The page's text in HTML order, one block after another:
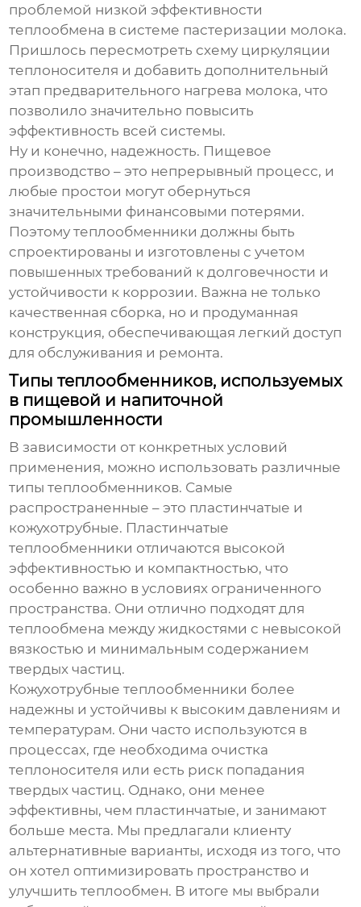
проблемой низкой эффективности
теплообмена в системе пастеризации молока.
Пришлось пересмотреть схему циркуляции
теплоносителя и добавить дополнительный
этап предварительного нагрева молока, что
позволило значительно повысить
эффективность всей системы.
Ну и конечно, надежность. Пищевое
производство – это непрерывный процесс, и
любые простои могут обернуться
значительными финансовыми потерями.
Поэтому теплообменники должны быть
спроектированы и изготовлены с учетом
повышенных требований к долговечности и
устойчивости к коррозии. Важна не только
качественная сборка, но и продуманная
конструкция, обеспечивающая легкий доступ
для обслуживания и ремонта.
Типы теплообменников, используемых
в пищевой и напиточной
промышленности
В зависимости от конкретных условий
применения, можно использовать различные
типы теплообменников. Самые
распространенные – это пластинчатые и
кожухотрубные. Пластинчатые
теплообменники отличаются высокой
эффективностью и компактностью, что
особенно важно в условиях ограниченного
пространства. Они отлично подходят для
теплообмена между жидкостями с невысокой
вязкостью и минимальным содержанием
твердых частиц.
Кожухотрубные теплообменники более
надежны и устойчивы к высоким давлениям и
температурам. Они часто используются в
процессах, где необходима очистка
теплоносителя или есть риск попадания
твердых частиц. Однако, они менее
эффективны, чем пластинчатые, и занимают
больше места. Мы предлагали клиенту
альтернативные варианты, исходя из того, что
он хотел оптимизировать пространство и
улучшить теплообмен. В итоге мы выбрали